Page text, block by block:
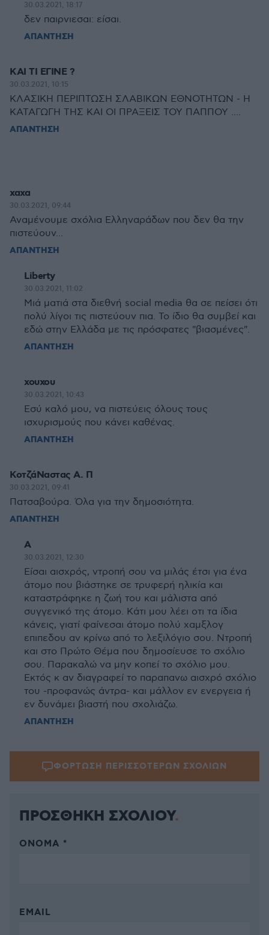
30.03.2021, 18:17
δεν παιρνιεσαι: είσαι.
ΑΠΑΝΤΗΣΗ
ΚΑΙ ΤΙ ΕΓΙΝΕ ?
30.03.2021, 10:15
ΚΛΑΣΙΚΗ ΠΕΡΙΠΤΩΣΗ ΣΛΑΒΙΚΩΝ ΕΘΝΟΤΗΤΩΝ - Η
ΚΑΤΑΓΩΓΗ ΤΗΣ ΚΑΙ ΟΙ ΠΡΑΞΕΙΣ ΤΟΥ ΠΑΠΠΟΥ ....
ΑΠΑΝΤΗΣΗ
χαχα
30.03.2021, 09:44
Αναμένουμε σχόλια Ελληναράδων που δεν θα την
πιστεύουν...
ΑΠΑΝΤΗΣΗ
Liberty
30.03.2021, 11:02
Μιά ματιά στα διεθνή social media θα σε πείσει ότι
πολύ λίγοι τις πιστεύουν πια. Το ίδιο θα συμβεί και
εδώ στην Ελλάδα με τις πρόσφατες "βιασμένες".
ΑΠΑΝΤΗΣΗ
χουχου
30.03.2021, 10:43
Εσύ καλό μου, να πιστεύεις όλους τους
ισχυρισμούς που κάνει καθένας.
ΑΠΑΝΤΗΣΗ
ΚοτζάΝαστας Α. Π
30.03.2021, 09:41
Πατσαβούρα. Όλα για την δημοσιότητα.
ΑΠΑΝΤΗΣΗ
Α
30.03.2021, 12:30
Είσαι αισχρός, ντροπή σου να μιλάς έτσι για ένα
άτομο που βιάστηκε σε τρυφερή ηλικία και
καταστράφηκε η ζωή του και μάλιστα από
συγγενικό της άτομο. Κάτι μου λέει οτι τα ίδια
κάνεις, γιατί φαίνεσαι άτομο πολύ χαμξλογ
επιπεδου αν κρίνω από το λεξιλόγιο σου. Ντροπή
και στο Πρώτο Θέμα που δημοσίευσε το σχόλιο
σου. Παρακαλώ να μην κοπεί το σχόλιο μου.
Εκτός κ αν διαγραφεί το παραπανω αισχρό σχόλιο
του -προφανώς άντρα- και μάλλον εν ενεργεια ή
εν δυνάμει βιαστή που σχολιάζω.
ΑΠΑΝΤΗΣΗ
ΦΟΡΤΩΣΗ ΠΕΡΙΣΣΟΤΕΡΩΝ ΣΧΟΛΙΩΝ
ΠΡΟΣΘΗΚΗ ΣΧΟΛΙΟΥ
ΌΝΟΜΑ *
EMAIL